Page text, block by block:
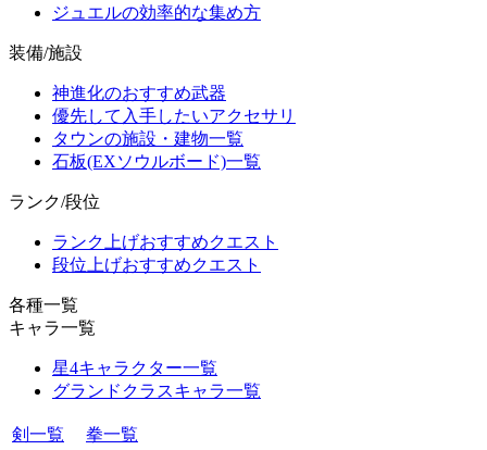
ジュエルの効率的な集め方
装備/施設
神進化のおすすめ武器
優先して入手したいアクセサリ
タウンの施設・建物一覧
石板(EXソウルボード)一覧
ランク/段位
ランク上げおすすめクエスト
段位上げおすすめクエスト
各種一覧
キャラ一覧
星4キャラクター一覧
グランドクラスキャラ一覧
剣一覧
拳一覧